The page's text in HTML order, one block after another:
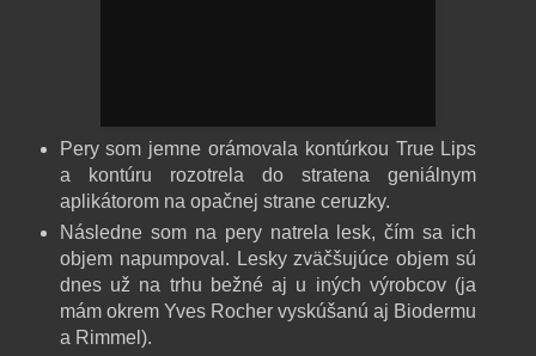
Pery som jemne orámovala kontúrkou True Lips
a kontúru rozotrela do stratena geniálnym
aplikátorom na opačnej strane ceruzky.
Následne som na pery natrela lesk, čím sa ich
objem napumpoval. Lesky zväčšujúce objem sú
dnes už na trhu bežné aj u iných výrobcov (ja
mám okrem Yves Rocher vyskúšanú aj Biodermu
a Rimmel).